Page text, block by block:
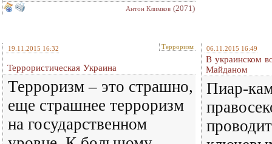
Антон Климков (2071)
19.11.2015 16:32 Терроризм
Террористическая Украина
Терроризм – это страшно,
еще страшнее терроризм
на государственном
06.11.2015 16:49
В украинском
Майданом
Пиар-